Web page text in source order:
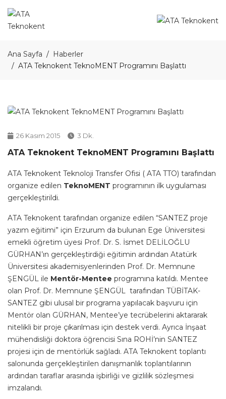
Ana Sayfa
Haberler
ATA Teknokent TeknoMENT Programını Başlattı
26 Kasım 2015 3 Dk.
ATA Teknokent TeknoMENT Programını Başlattı
ATA Teknokent Teknoloji Transfer Ofisi ( ATA TTO) tarafından
organize edilen TeknoMENT programının ilk uygulaması
gerçekleştirildi.
ATA Teknokent tarafından organize edilen “SANTEZ proje
yazım eğitimi” için Erzurum da bulunan Ege Üniversitesi
emekli öğretim üyesi Prof. Dr. S. İsmet DELİLOĞLU
GÜRHAN’ın gerçekleştirdiği eğitimin ardından Atatürk
Üniversitesi akademisyenlerinden Prof. Dr. Memnune
ŞENGÜL ile Mentör-Mentee programına katıldı. Mentee
olan Prof. Dr. Memnune ŞENGÜL tarafından TÜBİTAK-
SANTEZ gibi ulusal bir programa yapılacak başvuru için
Mentör olan GÜRHAN, Mentee’ye tecrübelerini aktararak
nitelikli bir proje çıkarılması için destek verdi. Ayrıca İnşaat
mühendisliği doktora öğrencisi Sına ROHİ’nin SANTEZ
projesi için de mentörlük sağladı. ATA Teknokent toplantı
salonunda gerçekleştirilen danışmanlık toplantılarının
ardından taraflar arasında işbirliği ve gizlilik sözleşmesi
imzalandı.